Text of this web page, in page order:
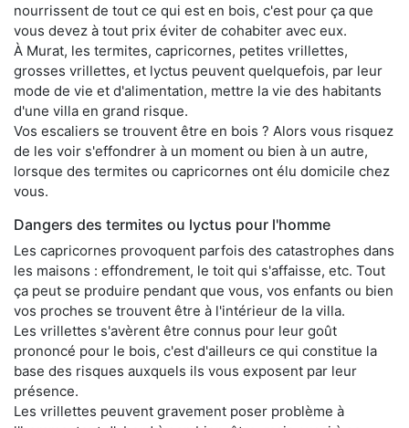
nourrissent de tout ce qui est en bois, c'est pour ça que
vous devez à tout prix éviter de cohabiter avec eux.
À Murat, les termites, capricornes, petites vrillettes,
grosses vrillettes, et lyctus peuvent quelquefois, par leur
mode de vie et d'alimentation, mettre la vie des habitants
d'une villa en grand risque.
Vos escaliers se trouvent être en bois ? Alors vous risquez
de les voir s'effondrer à un moment ou bien à un autre,
lorsque des termites ou capricornes ont élu domicile chez
vous.
Dangers des termites ou lyctus pour l'homme
Les capricornes provoquent parfois des catastrophes dans
les maisons : effondrement, le toit qui s'affaisse, etc. Tout
ça peut se produire pendant que vous, vos enfants ou bien
vos proches se trouvent être à l'intérieur de la villa.
Les vrillettes s'avèrent être connus pour leur goût
prononcé pour le bois, c'est d'ailleurs ce qui constitue la
base des risques auxquels ils vous exposent par leur
présence.
Les vrillettes peuvent gravement poser problème à